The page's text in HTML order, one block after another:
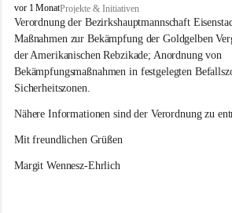
O
s
l
i
p
vor 1 MonatProjekte & Initiativen
Verordnung der Bezirkshauptmannschaft
Maßnahmen zur Bekämpfung der Goldgelben
der Amerikanischen Rebzikade; Anordnung von
Bekämpfungsmaßnahmen in festgelegten
Sicherheitszonen.
Nähere Informationen sind der Verordnung zu
Mit freundlichen Grüßen
Margit Wennesz-Ehrlich